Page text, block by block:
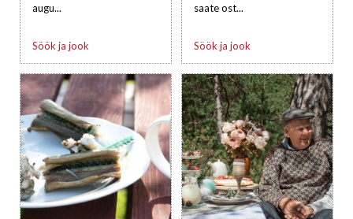
augu...
Söök ja jook
saate ost...
Söök ja jook